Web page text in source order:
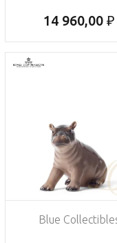
14 960,00 ₽
Blue